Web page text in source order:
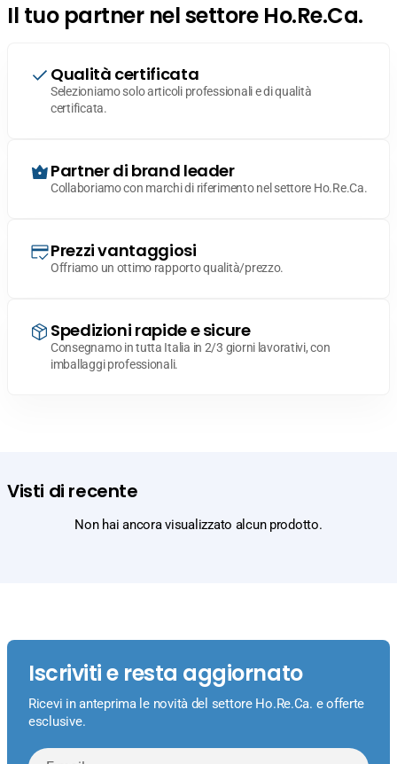
Il tuo partner nel settore Ho.Re.Ca.
Qualità certificata
Selezioniamo solo articoli professionali e di qualità
certificata.
Partner di brand leader
Collaboriamo con marchi di riferimento nel settore Ho.Re.Ca.
Prezzi vantaggiosi
Offriamo un ottimo rapporto qualità/prezzo.
Spedizioni rapide e sicure
Consegnamo in tutta Italia in 2/3 giorni lavorativi, con
imballaggi professionali.
Visti di recente
Non hai ancora visualizzato alcun prodotto.
Iscriviti e resta aggiornato
Ricevi in anteprima le novità del settore Ho.Re.Ca. e offerte
esclusive.
E-